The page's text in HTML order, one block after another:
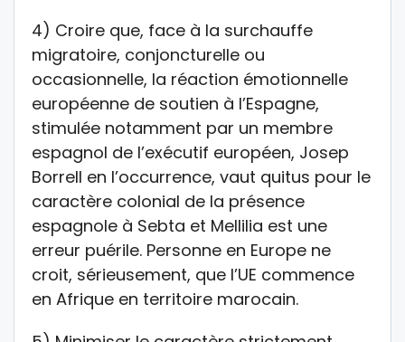
4) Croire que, face à la surchauffe
migratoire, conjoncturelle ou
occasionnelle, la réaction émotionnelle
européenne de soutien à l’Espagne,
stimulée notamment par un membre
espagnol de l’exécutif européen, Josep
Borrell en l’occurrence, vaut quitus pour le
caractère colonial de la présence
espagnole à Sebta et Mellilia est une
erreur puérile. Personne en Europe ne
croit, sérieusement, que l’UE commence
en Afrique en territoire marocain.